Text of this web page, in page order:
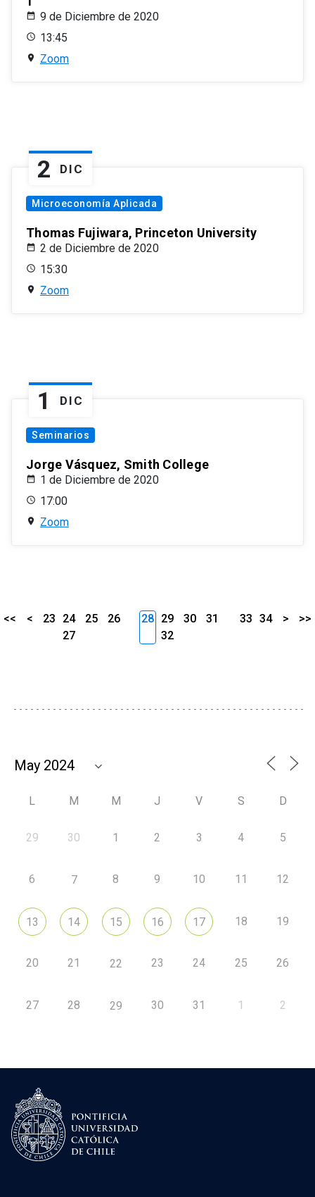
9 de Diciembre de 2020
13:45
Zoom
2 DIC
Microeconomía Aplicada
Thomas Fujiwara, Princeton University
2 de Diciembre de 2020
15:30
Zoom
1 DIC
Seminarios
Jorge Vásquez, Smith College
1 de Diciembre de 2020
17:00
Zoom
<< < 23 24 25
26
27
28 29 30
31
32
33 34 > >>
L M M J V S D
29 30 1 2 3 4 5
6 7 8 9 10 11 12
13 14 15 16 17 18 19
20 21 22 23 24 25 26
27 28 29 30 31 1 2